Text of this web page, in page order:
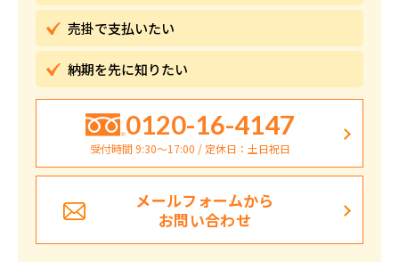
売掛で支払いたい
納期を先に知りたい
0120-16-4147
受付時間 9:30〜17:00 / 定休日：土日祝日
メールフォームから
お問い合わせ